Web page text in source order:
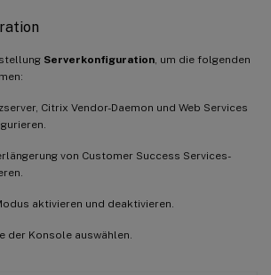
Serverkonfiguration, um die folgenden
Citrix Vendor-Daemon und Web Services
von Customer Success Services-
aktivieren und deaktivieren.
der Konsole auswählen.